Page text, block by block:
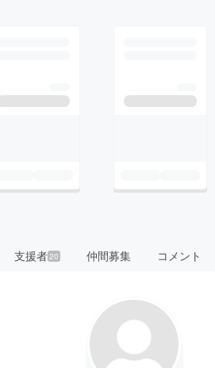
支援者 20 仲間募集 コメント